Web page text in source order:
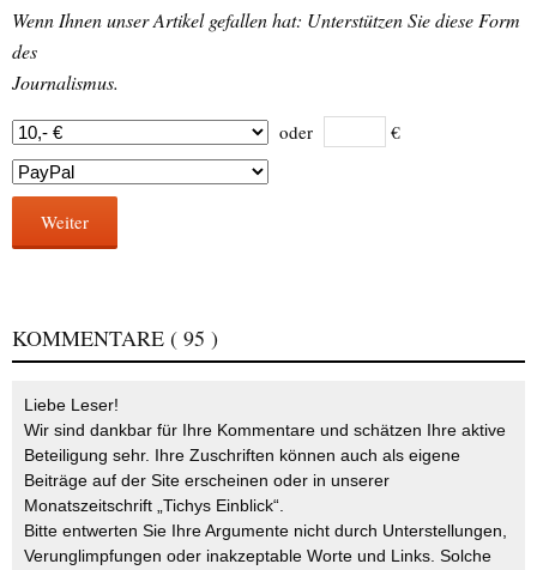
Wenn Ihnen unser Artikel gefallen hat: Unterstützen Sie diese Form
des
Journalismus.
oder €
Weiter
KOMMENTARE ( 95 )
Liebe Leser!
Wir sind dankbar für Ihre Kommentare und schätzen Ihre aktive
Beteiligung sehr. Ihre Zuschriften können auch als eigene
Beiträge auf der Site erscheinen oder in unserer
Monatszeitschrift „Tichys Einblick“.
Bitte entwerten Sie Ihre Argumente nicht durch Unterstellungen,
Verunglimpfungen oder inakzeptable Worte und Links. Solche